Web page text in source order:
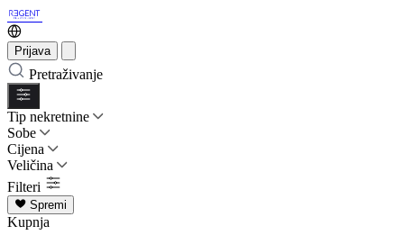
Prijava
Pretraživanje
Tip nekretnine
Sobe
Cijena
Veličina
Filteri
Spremi
Kupnja